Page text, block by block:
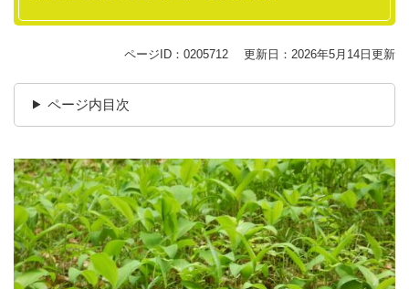
ページID：0205712 更新日：2026年5月14日更新
ページ内目次